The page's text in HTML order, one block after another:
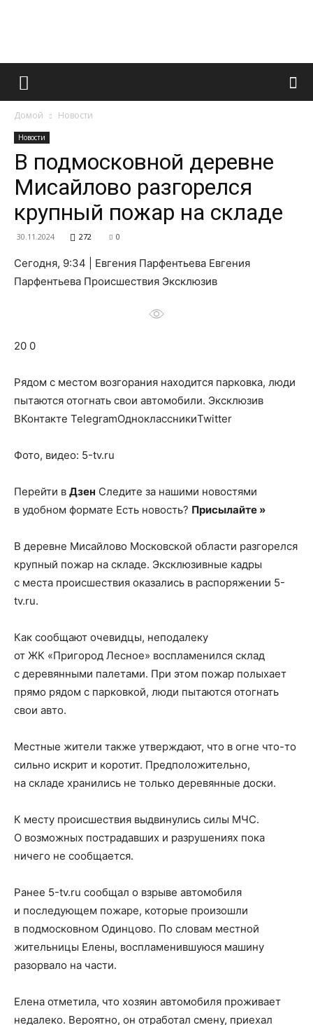
Французский
и
о
нем
Домой Новости
Новости
В подмосковной деревне
Мисайлово разгорелся
крупный пожар на складе
30.11.2024 272 0
Сегодня, 9:34 | Евгения Парфентьева Евгения
Парфентьева Происшествия Эксклюзив
20 0
Рядом с местом возгорания находится парковка, люди
пытаются отогнать свои автомобили. Эксклюзив
ВКонтакте TelegramОдноклассникиTwitter
Фото, видео: 5-tv.ru
Перейти в Дзен Следите за нашими новостями
в удобном формате Есть новость? Присылайте »
В деревне Мисайлово Московской области разгорелся
крупный пожар на складе. Эксклюзивные кадры
с места происшествия оказались в распоряжении 5-
tv.ru.
Как сообщают очевидцы, неподалеку
от ЖК «Пригород Лесное» воспламенился склад
с деревянными палетами. При этом пожар полыхает
прямо рядом с парковкой, люди пытаются отогнать
свои авто.
Местные жители также утверждают, что в огне что-то
сильно искрит и коротит. Предположительно,
на складе хранились не только деревянные доски.
К месту происшествия выдвинулись силы МЧС.
О возможных пострадавших и разрушениях пока
ничего не сообщается.
Ранее 5-tv.ru сообщал о взрыве автомобиля
и последующем пожаре, которые произошли
в подмосковном Одинцово. По словам местной
жительницы Елены, воспламенившуюся машину
разорвало на части.
Елена отметила, что хозяин автомобиля проживает
недалеко. Вероятно, он отработал смену, приехал